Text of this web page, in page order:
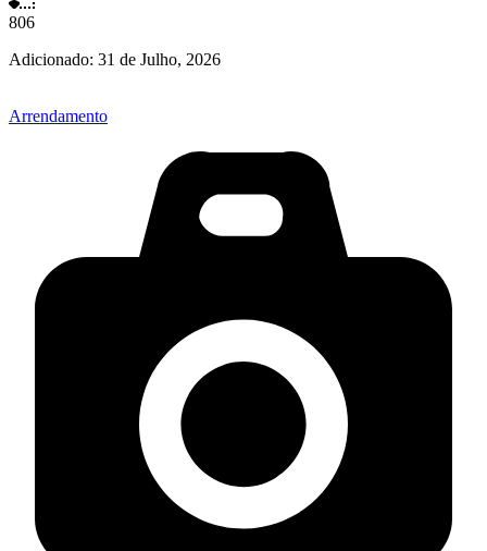
806
Adicionado: 31 de Julho, 2026
Arrendamento